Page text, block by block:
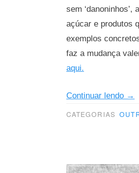
sem
açúcar e produtos
exemplos
faz a mudança
aqui.
Continuar lendo →
CATEGORIAS